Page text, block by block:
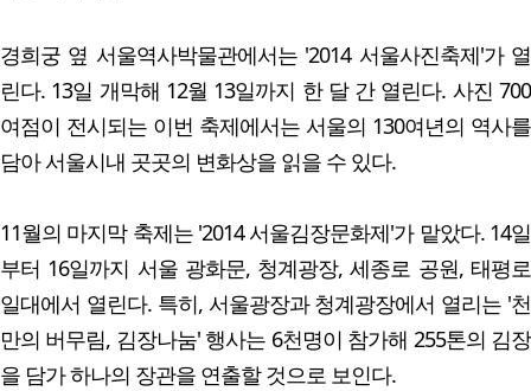
경희궁 옆 서울역사박물관에서는 '2014 서울사진축제'가 열
린다. 13일 개막해 12월 13일까지 한 달 간 열린다. 사진 700
여점이 전시되는 이번 축제에서는 서울의 130여년의 역사를
담아 서울시내 곳곳의 변화상을 읽을 수 있다.
11월의 마지막 축제는 '2014 서울김장문화제'가 맡았다. 14일
부터 16일까지 서울 광화문, 청계광장, 세종로 공원, 태평로
일대에서 열린다. 특히, 서울광장과 청계광장에서 열리는 '천
만의 버무림, 김장나눔' 행사는 6천명이 참가해 255톤의 김장
을 담가 하나의 장관을 연출할 것으로 보인다.